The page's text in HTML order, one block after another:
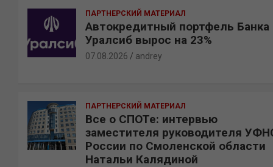
ПАРТНЕРСКИЙ МАТЕРИАЛ
Автокредитный портфель Банка
Уралсиб вырос на 23%
07.08.2026 andrey
ПАРТНЕРСКИЙ МАТЕРИАЛ
Все о СПОТе: интервью
заместителя руководителя
России по Смоленской области
Натальи Калядиной